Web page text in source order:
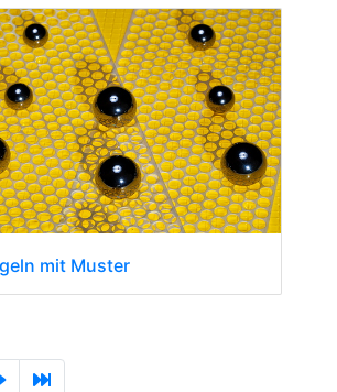
mit Muster